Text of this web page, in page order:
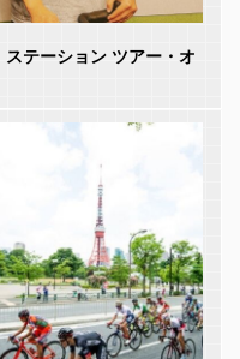
テーション ツアー・オ